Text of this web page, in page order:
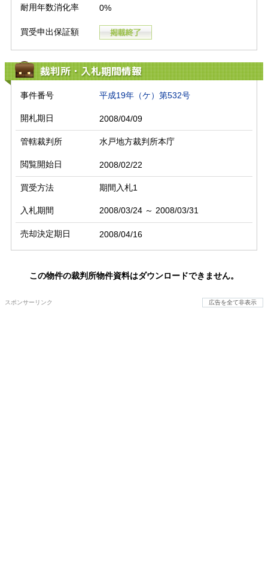
耐用年数消化率 0%
買受申出保証額
裁判所・入札期間情報
事件番号 平成19年（ケ）第532号
開札期日 2008/04/09
管轄裁判所 水戸地方裁判所本庁
閲覧開始日 2008/02/22
買受方法 期間入札1
入札期間 2008/03/24 ～ 2008/03/31
売却決定期日 2008/04/16
この物件の裁判所物件資料はダウンロードできません。
スポンサーリンク 広告を全て非表示